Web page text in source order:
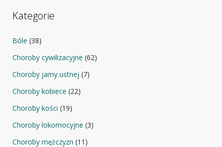
Kategorie
Bóle (38)
Choroby cywilizacyjne (62)
Choroby jamy ustnej (7)
Choroby kobiece (22)
Choroby kości (19)
Choroby lokomocyjne (3)
Choroby mężczyzn (11)